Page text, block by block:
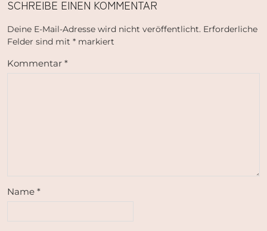
SCHREIBE EINEN KOMMENTAR
Deine E-Mail-Adresse wird nicht veröffentlicht. Erforderliche
Felder sind mit * markiert
Kommentar *
Name *